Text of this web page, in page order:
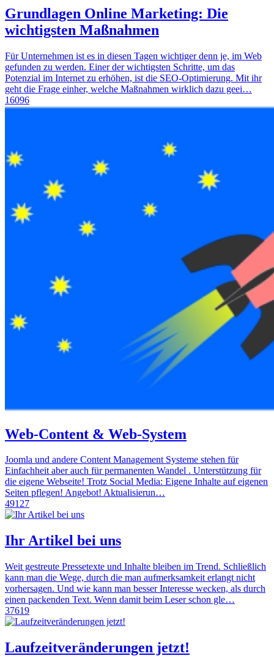
Grundlagen Online Marketing: Die
wichtigsten Maßnahmen
Für Unternehmen ist es in diesen Tagen wichtiger denn je, im Web
gefunden zu werden. Einer der wichtigsten Schritte, um das
Potenzial im Internet zu erhöhen, ist die SEO-Optimierung. Mit ihr
geht die Frage einher, welche Maßnahmen wirklich dazu geei…
16096
Web-Content & Web-System
Joomla und andere Content Management Systeme stehen für
Einfachheit aber auch für permanenten Wandel . Unterstützung für
die eigene Webseite! Trotz Social Media: Eigene Inhalte auf eigenen
Seiten pflegen! Angebot! Aktualisierun…
49127
Ihr Artikel bei uns
Weit gestreute Pressetexte und Inhalte bleiben im Trend. Schließlich
kann man die Wege, durch die man aufmerksamkeit erlangt nicht
vorhersagen. Und wie kann man besser Interesse wecken, als durch
einen packenden Text. Wenn damit beim Leser schon gle…
37619
Laufzeitveränderungen jetzt!